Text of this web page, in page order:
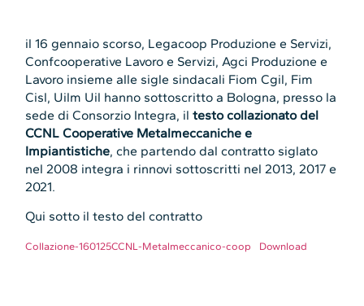
il 16 gennaio scorso, Legacoop Produzione e Servizi,
Confcooperative Lavoro e Servizi, Agci Produzione e
Lavoro insieme alle sigle sindacali Fiom Cgil, Fim
Cisl, Uilm Uil hanno sottoscritto a Bologna, presso la
sede di Consorzio Integra, iltesto collazionato del
CCNL Cooperative Metalmeccaniche e
Impiantistiche, che partendo dal contratto siglato
nel 2008 integra i rinnovi sottoscritti nel 2013, 2017 e
2021.
Qui sotto il testo del contratto
Collazione-160125CCNL-Metalmeccanico-coop Download